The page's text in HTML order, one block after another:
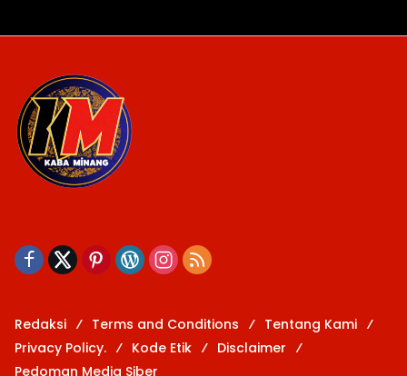
Redaksi Terms and Conditions
Tentang Kami
Privacy Policy.
Kode Etik
Disclaimer
Pedoman Media Siber